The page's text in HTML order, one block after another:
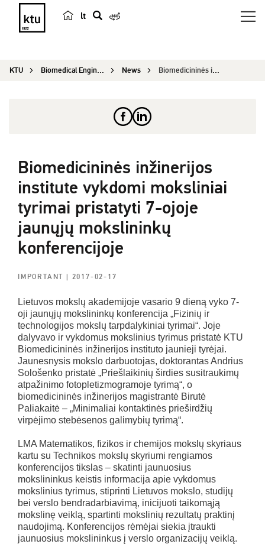
lt
r
KTU Biomedical Engineering Institute News Biomedicininės inžinerijos institute vykdomi mok...
Biomedicininės inžinerijos
institute vykdomi moksliniai
tyrimai pristatyti 7-ojoje
jaunųjų mokslininkų
konferencijoje
IMPORTANT | 2017-02-17
Lietuvos mokslų akademijoje vasario 9 dieną vyko 7-
oji jaunųjų mokslininkų konferencija „Fizinių ir
technologijos mokslų tarpdalykiniai tyrimai“. Joje
dalyvavo ir vykdomus mokslinius tyrimus pristatė KTU
Biomedicininės inžinerijos instituto jaunieji tyrėjai.
Jaunesnysis mokslo darbuotojas, doktorantas Andrius
Sološenko pristatė „Priešlaikinių širdies susitraukimų
atpažinimo fotopletizmogramoje tyrimą“, o
biomedicininės inžinerijos magistrantė Birutė
Paliakaitė – „Minimaliai kontaktinės prieširdžių
virpėjimo stebėsenos galimybių tyrimą“.
LMA Matematikos, fizikos ir chemijos mokslų skyriaus
kartu su Technikos mokslų skyriumi rengiamos
konferencijos tikslas – skatinti jaunuosius
mokslininkus keistis informacija apie vykdomus
mokslinius tyrimus, stiprinti Lietuvos mokslo, studijų
bei verslo bendradarbiavimą, inicijuoti taikomąją
mokslinę veiklą, spartinti mokslinių rezultatų praktinį
naudojimą. Konferencijos rėmėjai siekia įtraukti
jaunuosius mokslininkus į verslo organizacijų veiklą.